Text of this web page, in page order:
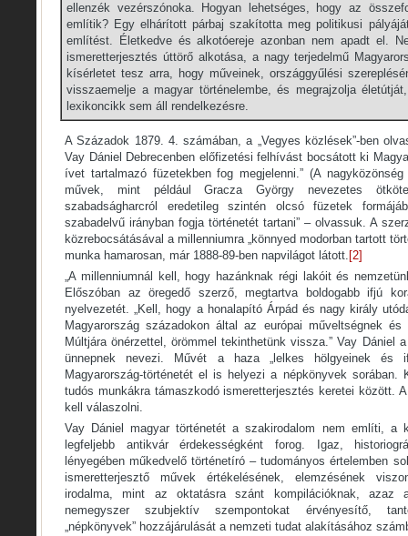
ellenzék vezérszónoka. Hogyan lehetséges, hogy az
említik? Egy elhárított párbaj szakította meg politikusi
említést. Életkedve és alkotóereje azonban nem apadt el.
ismeretterjesztés úttörő alkotása, a nagy terjedelmű
kísérletet tesz arra, hogy műveinek, országgyűlési
visszaemelje a magyar történelembe, és megrajzolja
lexikoncikk sem áll rendelkezésre.
A Századok 1879. 4. számában, a „Vegyes közlések”-ben
Vay Dániel Debrecenben előfizetési felhívást bocsátott ki
ívet tartalmazó füzetekben fog megjelenni.” (A
művek, mint például Gracza György nevezetes
szabadságharcról eredetileg szintén olcsó füzetek
szabadelvű irányban fogja történetét tartani” – olvassuk. A
közrebocsátásával a millenniumra „könnyed modorban tartott
munka hamarosan, már 1888-89-ben napvilágot látott. [2]
„A millenniumnál kell, hogy hazánknak régi lakóit és
Előszóban az öregedő szerző, megtartva boldogabb ifjú
nyelvezetét. „Kell, hogy a honalapító Árpád és nagy király
Magyarország századokon által az európai műveltségnek és
Múltjára önérzettel, örömmel tekinthetünk vissza.” Vay Dániel
ünnepnek nevezi. Művét a haza „lelkes hölgyeinek és
Magyarország-történetét el is helyezi a népkönyvek sorában.
tudós munkákra támaszkodó ismeretterjesztés keretei között.
kell válaszolni.
Vay Dániel magyar történetét a szakirodalom nem említi, a
legfeljebb antikvár érdekességként forog. Igaz,
lényegében műkedvelő történetíró – tudományos értelemben
ismeretterjesztő művek értékelésének, elemzésének
irodalma, mint az oktatásra szánt kompilációknak, azaz
nemegyszer szubjektív szempontokat érvényesítő,
„népkönyvek” hozzájárulását a nemzeti tudat alakításához